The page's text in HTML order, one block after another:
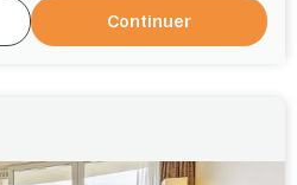
Continuer